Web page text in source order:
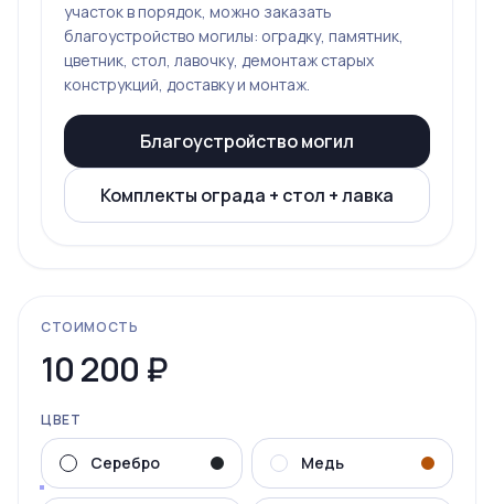
участок в порядок, можно заказать
благоустройство могилы: оградку, памятник,
цветник, стол, лавочку, демонтаж старых
конструкций, доставку и монтаж.
Благоустройство могил
Комплекты ограда + стол + лавка
СТОИМОСТЬ
10 200 ₽
ЦВЕТ
Серебро Медь